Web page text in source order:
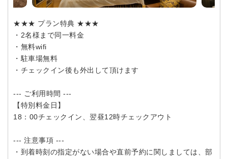
★★★ プラン特典 ★★★
・2名様まで同一料金
・無料wifi
・駐車場無料
・チェックイン後も外出して頂けます
--- ご利用時間 ---
【特別料金日】
18：00チェックイン、翌昼12時チェックアウト
--- 注意事項 ---
・到着時刻の指定がない場合や直前予約に関しましては、部